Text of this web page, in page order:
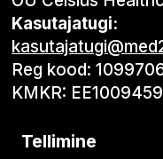
Kasutajatugi:
Reg kood:
KMKR:
Tellimine